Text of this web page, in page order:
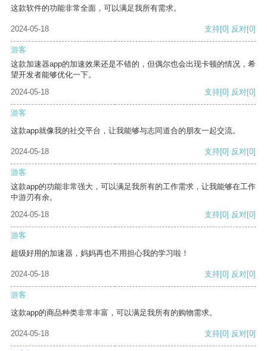
这款软件的功能非常全面，可以满足我所有需求。
2024-05-18 支持[0] 反对[0]
游客
这款加速器app的加速效果还是不错的，但偶尔也会出现卡顿的情况，希
望开发者能够优化一下。
2024-05-18
支持[0] 反对[0]
游客
这款app就像我的社交平台，让我能够与志同道合的朋友一起交流。
2024-05-18 支持[0] 反对[0]
游客
这款app的功能非常强大，可以满足我所有的工作需求，让我能够在工作
中游刃有余。
2024-05-18
支持[0] 反对[0]
游客
超级好用的加速器，妈妈再也不用担心我的学习啦！
2024-05-18 支持[0] 反对[0]
游客
这款app的商品种类非常丰富，可以满足我所有的购物需求。
2024-05-18 支持[0] 反对[0]